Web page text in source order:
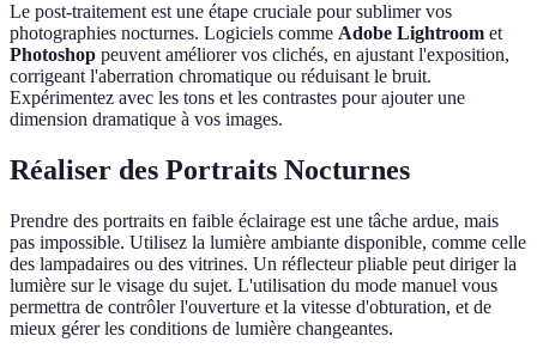
Le post-traitement est une étape cruciale pour sublimer vos
photographies nocturnes. Logiciels comme Adobe Lightroom et
Photoshop peuvent améliorer vos clichés, en ajustant l'exposition,
corrigeant l'aberration chromatique ou réduisant le bruit.
Expérimentez avec les tons et les contrastes pour ajouter une
dimension dramatique à vos images.
Réaliser des Portraits Nocturnes
Prendre des portraits en faible éclairage est une tâche ardue, mais
pas impossible. Utilisez la lumière ambiante disponible, comme celle
des lampadaires ou des vitrines. Un réflecteur pliable peut diriger la
lumière sur le visage du sujet. L'utilisation du mode manuel vous
permettra de contrôler l'ouverture et la vitesse d'obturation, et de
mieux gérer les conditions de lumière changeantes.